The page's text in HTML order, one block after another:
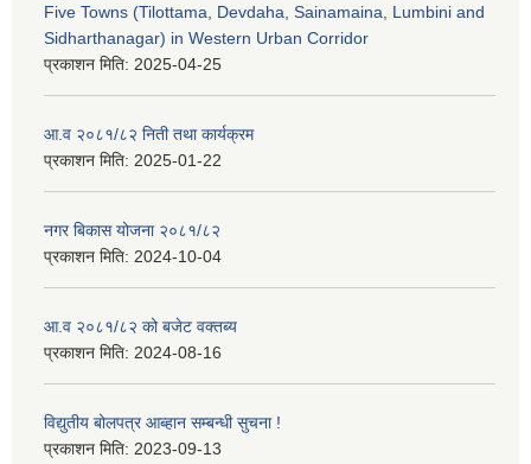
Five Towns (Tilottama, Devdaha, Sainamaina, Lumbini and
Sidharthanagar) in Western Urban Corridor
प्रकाशन मिति: 2025-04-25
आ.व २०८१/८२ निती तथा कार्यक्रम
प्रकाशन मिति: 2025-01-22
नगर बिकास योजना २०८१/८२
प्रकाशन मिति: 2024-10-04
आ.व २०८१/८२ को बजेट वक्तब्य
प्रकाशन मिति: 2024-08-16
विद्युतीय बोलपत्र आब्हान सम्बन्धी सुचना !
प्रकाशन मिति: 2023-09-13